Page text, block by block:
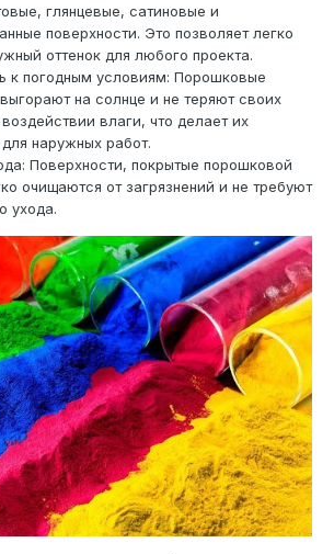
глянцевые, сатиновые и
поверхности. Это позволяет легко
оттенок для любого проекта.
к погодным условиям: Порошковые
на солнце и не теряют своих
влаги, что делает их
наружных работ.
Поверхности, покрытые порошковой
очищаются от загрязнений и не требуют
ухода.